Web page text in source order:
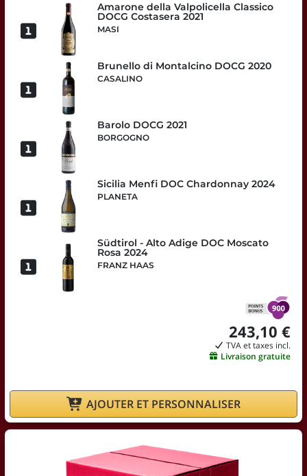
Amarone della Valpolicella Classico
DOCG Costasera 2021
MASI
Brunello di Montalcino DOCG 2020
CASALINO
Barolo DOCG 2021
BORGOGNO
Sicilia Menfi DOC Chardonnay 2024
PLANETA
Südtirol - Alto Adige DOC Moscato
Rosa 2024
FRANZ HAAS
243,10 €
TVA et taxes incl.
Livraison gratuite
AJOUTER ET PERSONNALISER